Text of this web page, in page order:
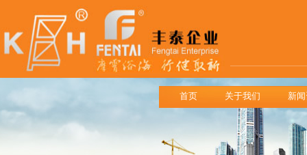
首页 关于我们 新